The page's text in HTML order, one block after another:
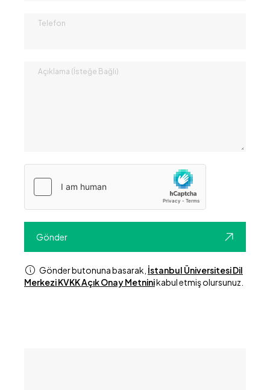
Telefon
Açıklama (İsteğe Bağlı)
Gönder
Gönder butonuna basarak, İstanbul Üniversitesi Dil
Merkezi KVKK Açık Onay Metninikabul etmiş olursunuz.